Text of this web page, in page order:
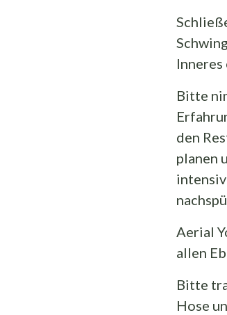
Bitte
den
planen
Aerial
allen
Bitte
Hose